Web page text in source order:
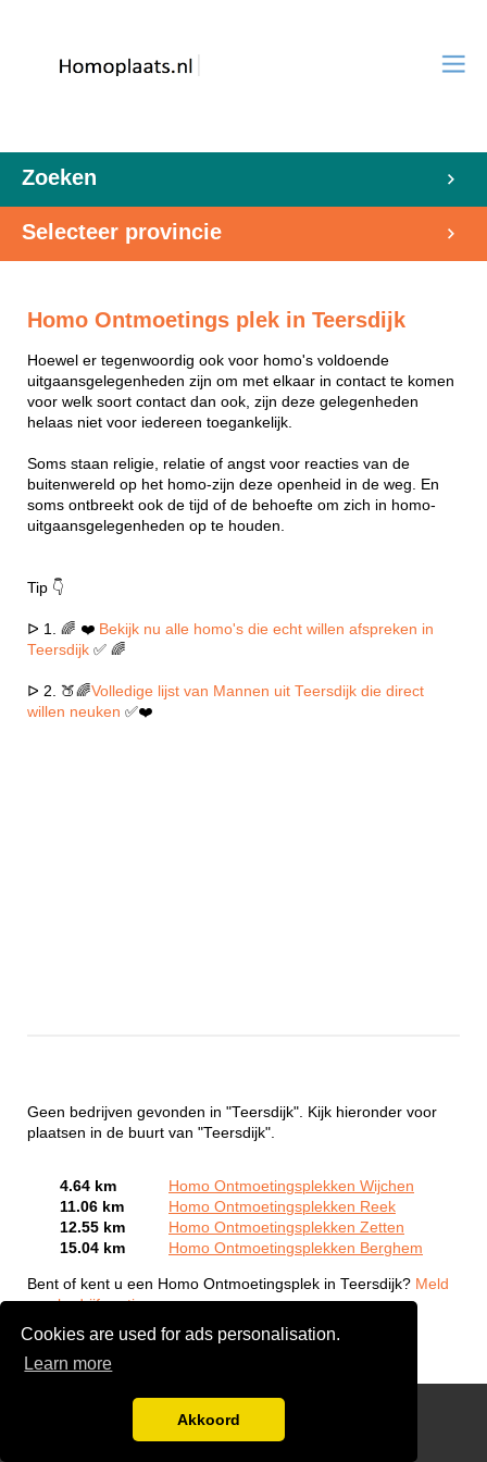
Cookies are used for ads personalisation.
Learn more
Akkoord
Zoeken
Selecteer provincie
Homo Ontmoetings plek in Teersdijk
Hoewel er tegenwoordig ook voor homo's voldoende
uitgaansgelegenheden zijn om met elkaar in contact te komen
voor welk soort contact dan ook, zijn deze gelegenheden
helaas niet voor iedereen toegankelijk.
Soms staan religie, relatie of angst voor reacties van de
buitenwereld op het homo-zijn deze openheid in de weg. En
soms ontbreekt ook de tijd of de behoefte om zich in homo-
uitgaansgelegenheden op te houden.
Tip 👇
ᐅ 1. 🌈 ❤️ Bekijk nu alle homo's die echt willen afspreken in
Teersdijk ✅ 🌈
ᐅ 2. 🍑🌈Volledige lijst van Mannen uit Teersdijk die direct
willen neuken ✅❤️
Geen bedrijven gevonden in "Teersdijk". Kijk hieronder voor
plaatsen in de buurt van "Teersdijk".
4.64 km
Homo Ontmoetingsplekken Wijchen
11.06 km
Homo Ontmoetingsplekken Reek
12.55 km
Homo Ontmoetingsplekken Zetten
15.04 km
Homo Ontmoetingsplekken Berghem
Bent of kent u een Homo Ontmoetingsplek in Teersdijk? Meld
een bedrijf gratis aan